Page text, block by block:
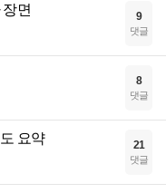
면 9
댓글
8
댓글
요약 21
댓글